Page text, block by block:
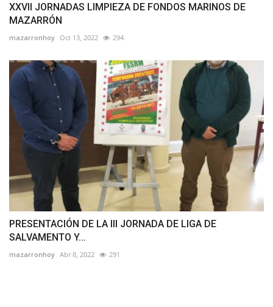
XXVII JORNADAS LIMPIEZA DE FONDOS MARINOS DE
MAZARRÓN
mazarronhoy Oct 13, 2022 294
PRESENTACIÓN DE LA III JORNADA DE LIGA DE
SALVAMENTO Y...
mazarronhoy Abr 8, 2022 291